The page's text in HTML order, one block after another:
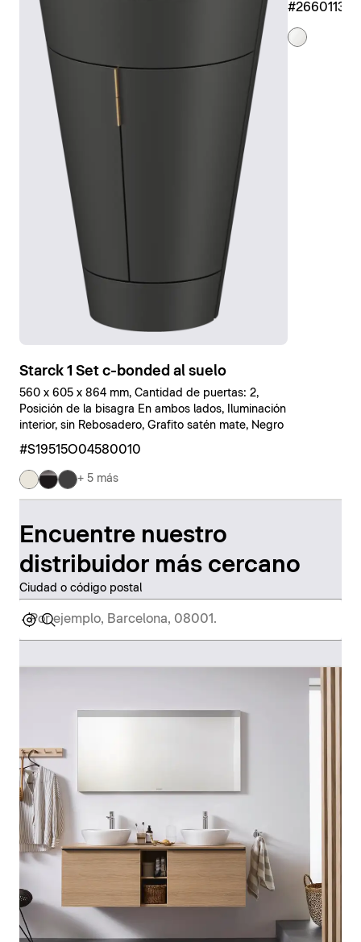
Starck 1 Set c-bonded al suelo
560 x 605 x 864 mm, Cantidad de puertas: 2,
Posición de la bisagra En ambos lados, Iluminación
interior, sin Rebosadero, Grafito satén mate, Negro
#S19515O04580010
+ 5 más
Encuentre nuestro
distribuidor más cercano
Ciudad o código postal